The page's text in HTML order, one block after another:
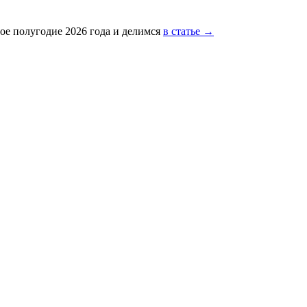
полугодие 2026 года и делимся в статье →